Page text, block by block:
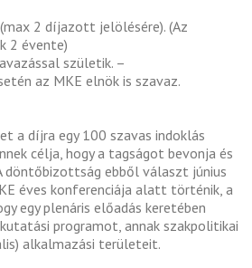
2 díjazott jelölésére). (Az
2 évente)
születik. –
az MKE elnök is szavaz.
a díjra egy 100 szavas indoklás
célja, hogy a tagságot bevonja és
döntőbizottság ebből választ június
éves konferenciája alatt történik, a
egy plenáris előadás keretében
programot, annak szakpolitikai
alkalmazási területeit.